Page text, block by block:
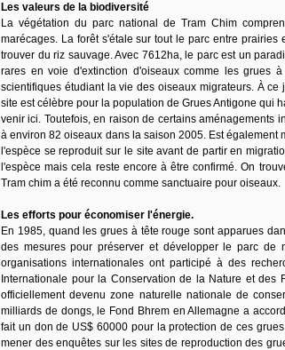
Les valeurs de la biodiversité
La végétation du parc national de Tram Chim
marécages. La forêt s'étale sur tout le parc entre
trouver du riz sauvage. Avec 7612ha, le parc est un
rares en voie d'extinction d'oiseaux comme les grues
scientifiques étudiant la vie des oiseaux migrateurs. À
site est célèbre pour la population de Grues Antigone qui
venir ici. Toutefois, en raison de certains aménagements
à environ 82 oiseaux dans la saison 2005. Est
l'espèce se reproduit sur le site avant de partir en
l'espèce mais cela reste encore à être confirmé. On
Tram chim a été reconnu comme sanctuaire pour oiseaux.
Les efforts pour économiser l'énergie.
En 1985, quand les grues à tête rouge sont apparues
des mesures pour préserver et développer le parc de
organisations internationales ont participé à des
Internationale pour la Conservation de la Nature et des
officiellement devenu zone naturelle nationale de
milliards de dongs, le Fond Bhrem en Allemagne a
fait un don de US$ 60000 pour la protection de ces
mener des enquêtes sur les sites de reproduction des